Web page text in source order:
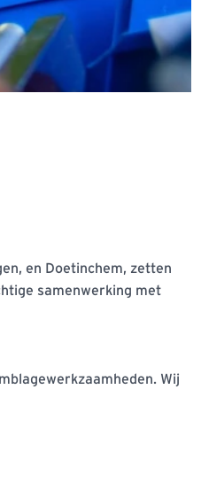
en Doetinchem, zetten
samenwerking met
Wij